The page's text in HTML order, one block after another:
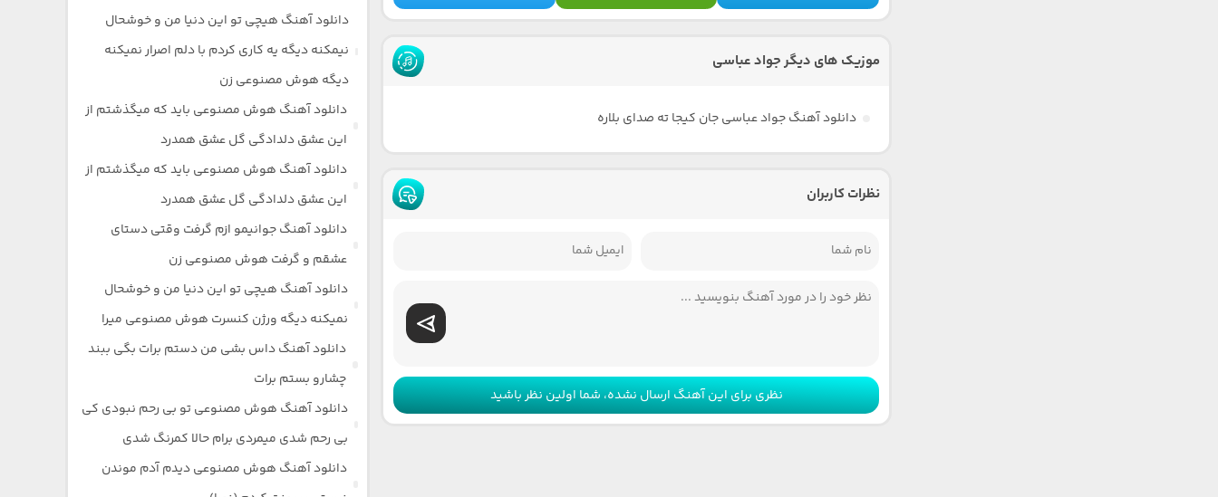
موزیک های دیگر جواد عباسی
دانلود آهنگ جواد عباسی جان کیجا ته صدای بلاره
نظرات کاربران
نظری برای این آهنگ ارسال نشده، شما اولین نظر باشید
دانلود آهنگ هیچی تو این دنیا من و خوشحال
نیمکنه دیگه یه کاری کردم با دلم اصرار نمیکنه
دیگه هوش مصنوعی زن
دانلود آهنگ هوش مصنوعی باید که میگذشتم از
این عشق دلدادگی گل عشق همدرد
دانلود آهنگ هوش مصنوعی باید که میگذشتم از
این عشق دلدادگی گل عشق همدرد
دانلود آهنگ جوانیمو ازم گرفت وقتی دستای
عشقم و گرفت هوش مصنوعی زن
دانلود آهنگ هیچی تو این دنیا من و خوشحال
نمیکنه دیگه ورژن کنسرت هوش مصنوعی میرا
دانلود آهنگ داس بشی من دستم برات بگی ببند
چشارو بستم برات
دانلود آهنگ هوش مصنوعی تو بی رحم نبودی کی
بی رحم شدی میمردی برام حالا کمرنگ شدی
دانلود آهنگ هوش مصنوعی دیدم آدم موندن